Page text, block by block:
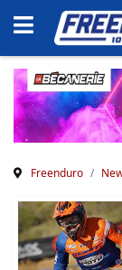
Freenduro